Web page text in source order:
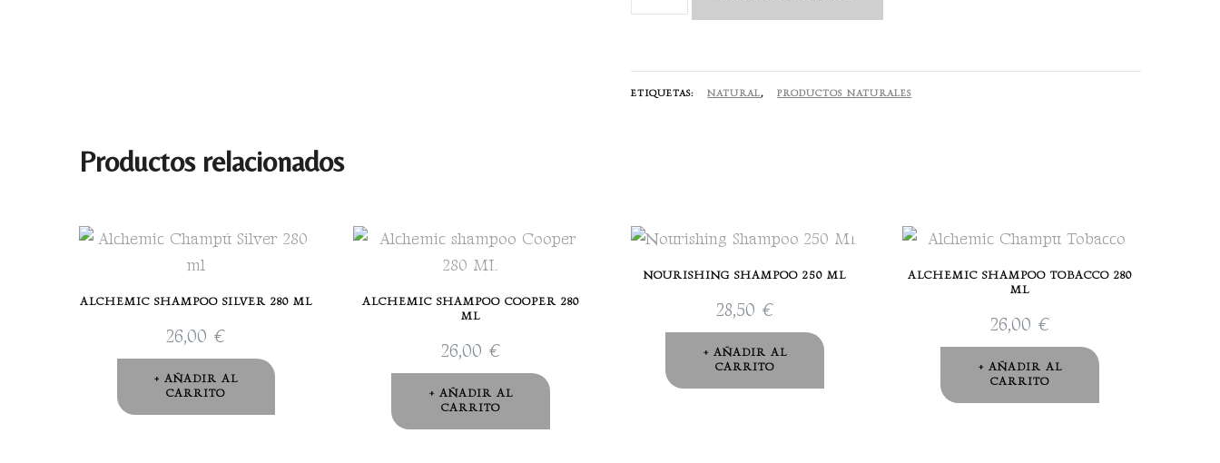
ETIQUETAS: NATURAL, PRODUCTOS NATURALES
Productos relacionados
ALCHEMIC SHAMPOO SILVER 280 ML
26,00 €
AÑADIR AL
CARRITO
ALCHEMIC SHAMPOO COOPER 280
ML
26,00 €
AÑADIR AL
CARRITO
NOURISHING SHAMPOO 250 ML
28,50 €
AÑADIR AL
CARRITO
ALCHEMIC SHAMPOO TOBACCO 280
ML
26,00 €
AÑADIR AL
CARRITO